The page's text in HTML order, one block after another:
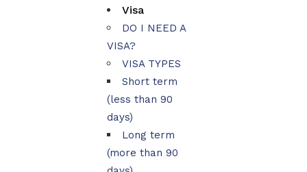
Visa
DO I NEED A
VISA?
VISA TYPES
Short term
(less than 90
days)
Long term
(more than 90